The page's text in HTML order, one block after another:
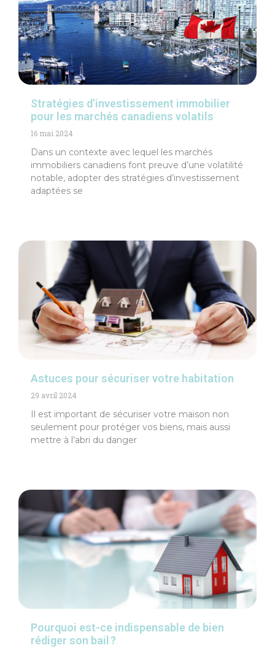
Stratégies d’investissement immobilier
pour les marchés canadiens volatils
16 mai 2024
Dans un contexte avec lequel les marchés
immobiliers canadiens font preuve d’une volatilité
notable, adopter des stratégies d’investissement
adaptées se
Astuces pour sécuriser votre habitation
29 avril 2024
Il est important de sécuriser votre maison non
seulement pour protéger vos biens, mais aussi
mettre à l’abri du danger
Pourquoi est-ce indispensable de bien
rédiger son bail ?